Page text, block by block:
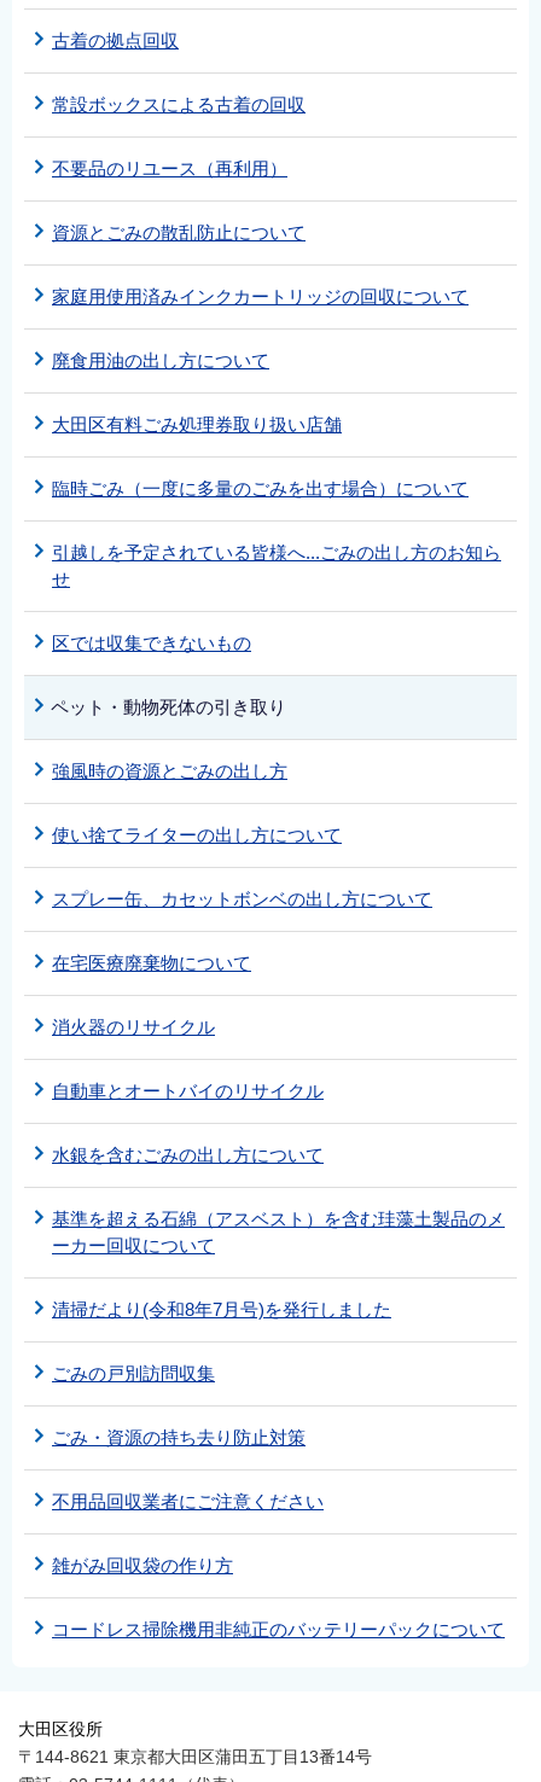
古着の拠点回収
常設ボックスによる古着の回収
不要品のリユース（再利用）
資源とごみの散乱防止について
家庭用使用済みインクカートリッジの回収について
廃食用油の出し方について
大田区有料ごみ処理券取り扱い店舗
臨時ごみ（一度に多量のごみを出す場合）について
引越しを予定されている皆様へ...ごみの出し方のお知ら
せ
区では収集できないもの
ペット・動物死体の引き取り
強風時の資源とごみの出し方
使い捨てライターの出し方について
スプレー缶、カセットボンベの出し方について
在宅医療廃棄物について
消火器のリサイクル
自動車とオートバイのリサイクル
水銀を含むごみの出し方について
基準を超える石綿（アスベスト）を含む珪藻土製品のメ
ーカー回収について
清掃だより(令和8年7月号)を発行しました
ごみの戸別訪問収集
ごみ・資源の持ち去り防止対策
不用品回収業者にご注意ください
雑がみ回収袋の作り方
コードレス掃除機用非純正のバッテリーパックについて
大田区役所
〒144-8621 東京都大田区蒲田五丁目13番14号